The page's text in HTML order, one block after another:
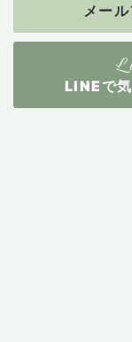
メー
LINEで